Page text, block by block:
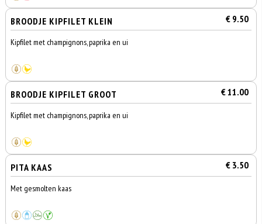
BROODJE KIPFILET KLEIN € 9.50
Kipfilet met champignons, paprika en ui
BROODJE KIPFILET GROOT € 11.00
Kipfilet met champignons, paprika en ui
PITA KAAS € 3.50
Met gesmolten kaas